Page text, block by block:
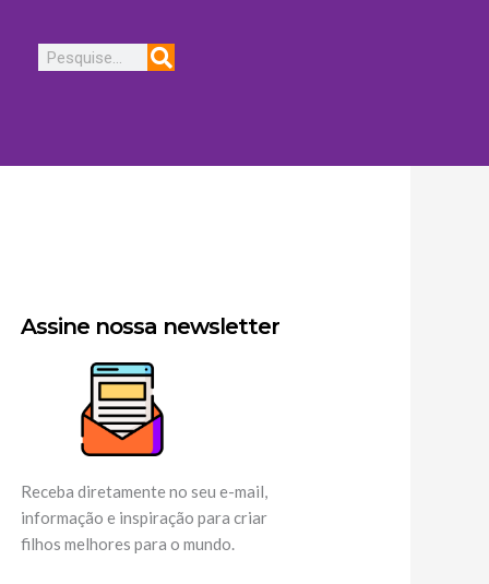
Assine nossa newsletter
Receba diretamente no seu e-mail,
informação e inspiração para criar
filhos melhores para o mundo.